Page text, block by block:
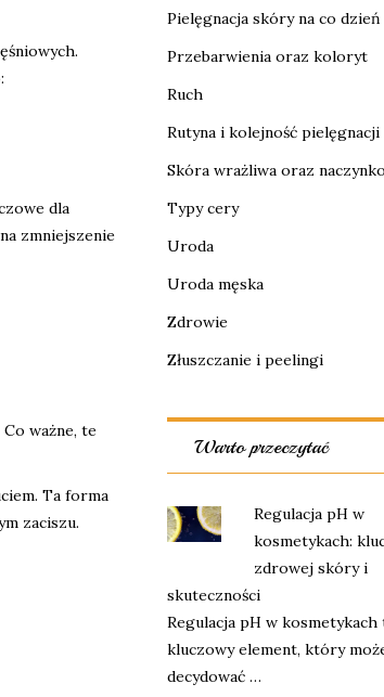
dla
zmniejszenie
ważne, te
Ta forma
zaciszu.
Pielęgnacja skóry na co dzień
Przebarwienia oraz koloryt
Ruch
Rutyna i kolejność pielęgnacji
Skóra wrażliwa oraz
Typy cery
Uroda
Uroda męska
Zdrowie
Złuszczanie i peelingi
Warto przeczytać
Regulacja pH w
kosmetykach:
zdrowej skóry i
skuteczności
Regulacja pH w kosmetykach
kluczowy element, który
decydować …